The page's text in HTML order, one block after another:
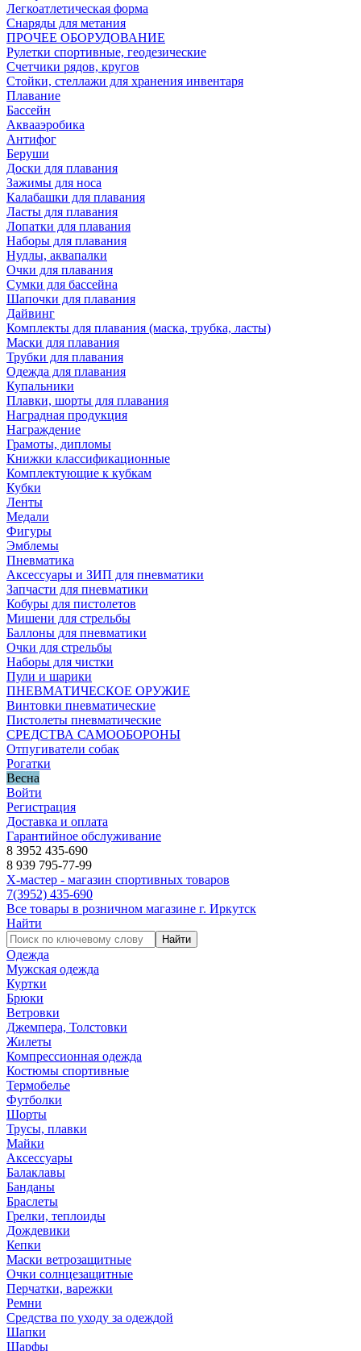
Легкоатлетическая форма
Снаряды для метания
ПРОЧЕЕ ОБОРУДОВАНИЕ
Рулетки спортивные, геодезические
Счетчики рядов, кругов
Стойки, стеллажи для хранения инвентаря
Плавание
Бассейн
Аквааэробика
Антифог
Беруши
Доски для плавания
Зажимы для носа
Калабашки для плавания
Ласты для плавания
Лопатки для плавания
Наборы для плавания
Нудлы, аквапалки
Очки для плавания
Сумки для бассейна
Шапочки для плавания
Дайвинг
Комплекты для плавания (маска, трубка, ласты)
Маски для плавания
Трубки для плавания
Одежда для плавания
Купальники
Плавки, шорты для плавания
Наградная продукция
Награждение
Грамоты, дипломы
Книжки классификационные
Комплектующие к кубкам
Кубки
Ленты
Медали
Фигуры
Эмблемы
Пневматика
Аксессуары и ЗИП для пневматики
Запчасти для пневматики
Кобуры для пистолетов
Мишени для стрельбы
Баллоны для пневматики
Очки для стрельбы
Наборы для чистки
Пули и шарики
ПНЕВМАТИЧЕСКОЕ ОРУЖИЕ
Винтовки пневматические
Пистолеты пневматические
СРЕДСТВА САМООБОРОНЫ
Отпугиватели собак
Рогатки
Весна
Войти
Регистрация
Доставка и оплата
Гарантийное обслуживание
8 3952 435-690
8 939 795-77-99
Х-мастер - магазин спортивных товаров
7(3952) 435-690
Все товары в розничном магазине г. Иркутск
Найти
Найти
Одежда
Мужская одежда
Куртки
Брюки
Ветровки
Джемпера, Толстовки
Жилеты
Компрессионная одежда
Костюмы спортивные
Термобелье
Футболки
Шорты
Трусы, плавки
Майки
Аксессуары
Балаклавы
Банданы
Браслеты
Грелки, теплоиды
Дождевики
Кепки
Маски ветрозащитные
Очки солнцезащитные
Перчатки, варежки
Ремни
Средства по уходу за одеждой
Шапки
Шарфы